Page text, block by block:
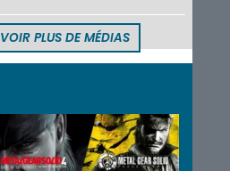
VOIR PLUS DE MÉDIAS